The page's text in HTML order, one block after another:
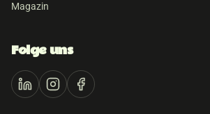
Magazin
Folge uns